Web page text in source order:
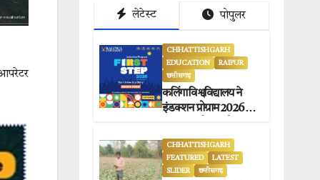
लेटेस्ट पोपुलर
CHHATTISHGARH
EDUCATION
RAIPUR
छत्तीसगढ़
कलिंगा विश्वविद्यालय ने
इंडक्शन प्रोग्राम 2026 का
किया.
CHHATTISHGARH
FEATURED
LATEST
SLIDER
छत्तीसगढ़